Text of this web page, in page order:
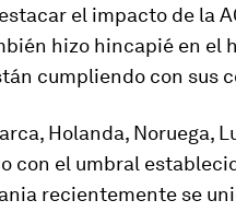
el impacto de la
hizo hincapié en el
cumpliendo con sus
Holanda, Noruega,
con el umbral
recientemente se